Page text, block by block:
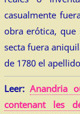
casualmente
obra erótica, que
secta fuera
de 1780 el
Leer: Anandria
contenant les